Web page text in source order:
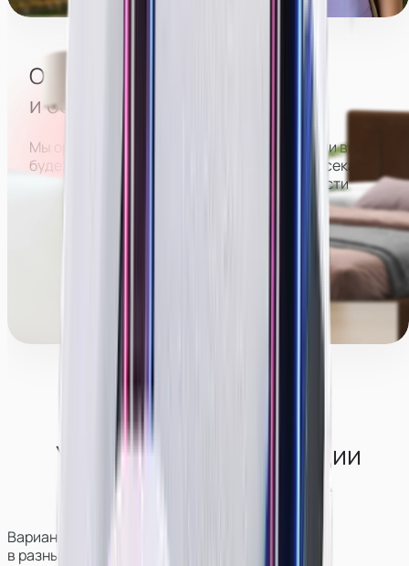
Отсутствие посторонних
и большого коллектива
Мы организуем расписание так, что в студии вы
будете работать отдельно от всех, не пересекаясь
с другими девушками. Это позволит вам вести
трансляции более раскрепощенно и спокойно,
больше зарабатывать и оставаться анонимной.
Менеджеры команды поддержки могут работать
с вами как в студии, так и полностью удалённо.
Условия работы в студии
Южно-Сахалинске
Варианты работы и возможности заработка
в разных форматах